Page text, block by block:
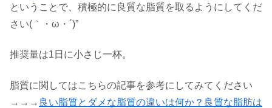
ということで、積極的に良質な脂質を取るようにしてくだ
さい(｀・ω・´)”
推奨量は1日に小さじ一杯。
脂質に関してはこちらの記事を参考にしてみてください
→→→ 良い脂質とダメな脂質の違いは何か？良質な脂肪は